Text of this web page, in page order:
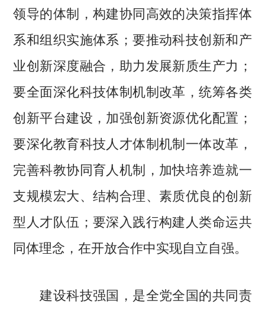
领导的体制，构建协同高效的决策指挥体
系和组织实施体系；要推动科技创新和产
业创新深度融合，助力发展新质生产力；
要全面深化科技体制机制改革，统筹各类
创新平台建设，加强创新资源优化配置；
要深化教育科技人才体制机制一体改革，
完善科教协同育人机制，加快培养造就一
支规模宏大、结构合理、素质优良的创新
型人才队伍；要深入践行构建人类命运共
同体理念，在开放合作中实现自立自强。
建设科技强国，是全党全国的共同责